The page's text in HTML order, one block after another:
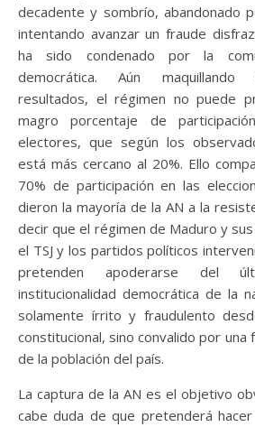
decadente y sombrío, abandonado
intentando avanzar un fraude
ha sido condenado por la
democrática. Aún maquillando
resultados, el régimen no puede
magro porcentaje de
electores, que según los
está más cercano al 20%. Ello
70% de participación en las
dieron la mayoría de la AN a la
decir que el régimen de Maduro y
el TSJ y los partidos políticos
pretenden apoderarse del
institucionalidad democrática de la
solamente írrito y fraudulento
constitucional, sino convalido por una
de la población del país.
La captura de la AN es el objetivo
cabe duda de que pretenderá